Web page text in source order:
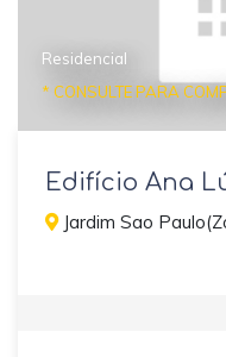
Residencial
* CONSULTE PARA
Edifício Ana
Jardim Sao